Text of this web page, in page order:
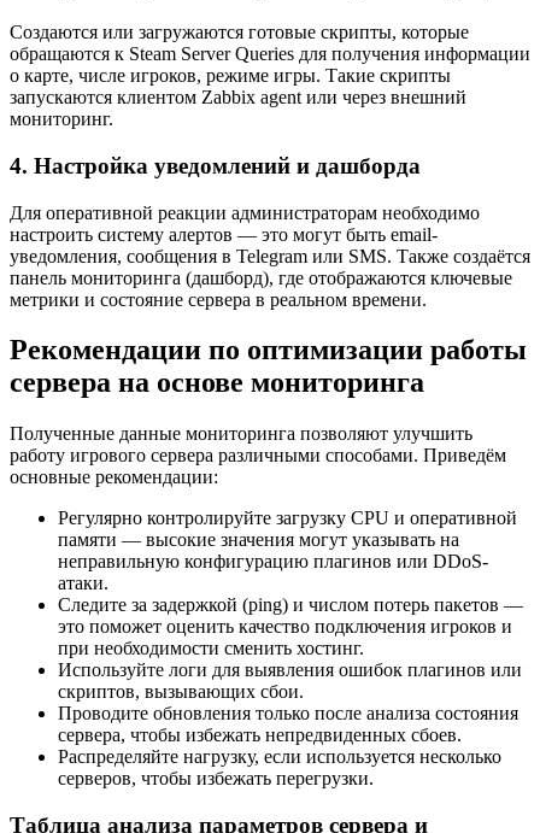
Создаются или загружаются готовые скрипты, которые
обращаются к Steam Server Queries для получения информации
о карте, числе игроков, режиме игры. Такие скрипты
запускаются клиентом Zabbix agent или через внешний
мониторинг.
4. Настройка уведомлений и дашборда
Для оперативной реакции администраторам необходимо
настроить систему алертов — это могут быть email-
уведомления, сообщения в Telegram или SMS. Также создаётся
панель мониторинга (дашборд), где отображаются ключевые
метрики и состояние сервера в реальном времени.
Рекомендации по оптимизации работы
сервера на основе мониторинга
Полученные данные мониторинга позволяют улучшить
работу игрового сервера различными способами. Приведём
основные рекомендации:
Регулярно контролируйте загрузку CPU и оперативной
памяти — высокие значения могут указывать на
неправильную конфигурацию плагинов или DDoS-
атаки.
Следите за задержкой (ping) и числом потерь пакетов —
это поможет оценить качество подключения игроков и
при необходимости сменить хостинг.
Используйте логи для выявления ошибок плагинов или
скриптов, вызывающих сбои.
Проводите обновления только после анализа состояния
сервера, чтобы избежать непредвиденных сбоев.
Распределяйте нагрузку, если используется несколько
серверов, чтобы избежать перегрузки.
Таблица анализа параметров сервера и